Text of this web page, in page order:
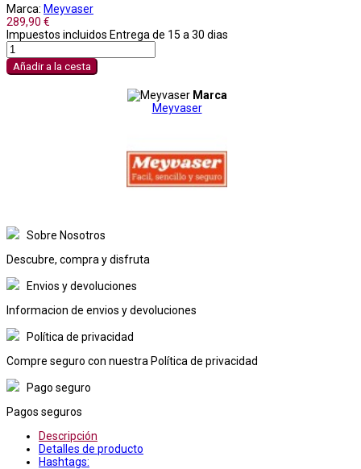
Marca: Meyvaser
289,90 €
Impuestos incluidos Entrega de 15 a 30 dias
Añadir a la cesta
Marca
Meyvaser
Sobre Nosotros
Descubre, compra y disfruta
Envios y devoluciones
Informacion de envios y devoluciones
Política de privacidad
Compre seguro con nuestra Política de privacidad
Pago seguro
Pagos seguros
Descripción
Detalles de producto
Hashtags: